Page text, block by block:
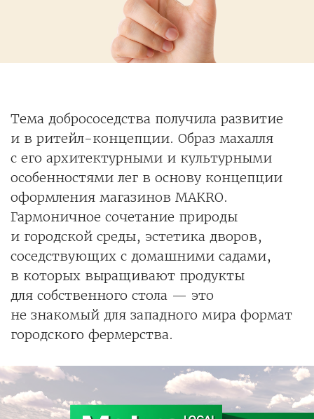
Тема добрососедства получила развитие
и в ритейл-концепции. Образ махалля
с его архитектурными и культурными
особенностями лег в основу концепции
оформления магазинов MAKRO.
Гармоничное сочетание природы
и городской среды, эстетика дворов,
соседствующих с домашними садами,
в которых выращивают продукты
для собственного стола — это
не знакомый для западного мира формат
городского фермерства.